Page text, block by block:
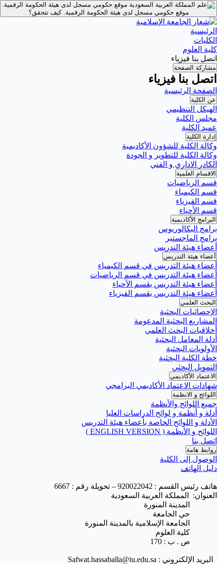
موقع حكومي مسجل لدى هيئة الحكومة الرقمية.
موقع حكومي مسجل لدى هيئة الحكومة الرقمية.كيف تتحقق؟
الرئيسية
الكليات
كلية العلوم
اتصل بنا فيزياء
مشاركة الصفحة
اتصل بنا فيزياء
الصفحة الرئيسية
عن الكلية
الهيكل التنظيمي
مجلس الكلية
عميد الكلية
إدارة الكلية
وكالة الكلية للشؤون الأكاديمية
وكالة الكلية للتطوير و الجودة
الكادر الاداري و الفني
الاقسام العلمية
قسم الرياضيات
قسم الكيمياء
قسم الفيزياء
قسم الأحياء
البرامج الأكاديمية
برامج البكالوريوس
برامج الماجستير
أعضاء هيئة التدريس
أعضاء هيئة التدريس
أعضاء هيئة التدريس في قسم الكيمياء
أعضاء هيئة التدريس في قسم الرياضيات
أعضاء هيئة التدريس بقسم الأحياء
أعضاء هيئة التدريس بقسم الفيزياء
البحث العلمي
الإحصائيات البحثية
المشاريع البحثية المدعومة
أخلاقيات البحث العلمي
أدلة المعامل البحثية
الأولويات البحثية
خطة الكلية البحثية
التمويل البحثي
الاعتماد الأكاديمي
شهادات الاعتماد الأكاديمي البرامجي
اللوائح و الانظمة
جميع اللوائح والأنظمة
أدلة و أنظمة و لوائح الدراسات العليا
الأدلة و اللوائح الخاصة بأعضاء هيئة التدريس
اللوائح و الأنظمة ( ENGLISH VERSION )
اتصل بنا
روابط هامة
الوصول إلى الكلية
دليل الهاتف
هاتف رئيس القسم : 920022042 – تحويلة رقم : 6667
العنوان: المملكة العربية السعودية
المدينة المنورة
حي الجامعة
الجامعة الإسلامية بالمدينة المنورة
كلية العلوم
ص . ب : 170
البريد الإلكتروني : Safwat.hassaballa@iu.edu.sa